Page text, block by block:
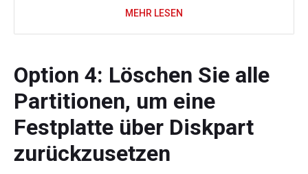
MEHR LESEN
Option 4: Löschen Sie alle
Partitionen, um eine
Festplatte über Diskpart
zurückzusetzen